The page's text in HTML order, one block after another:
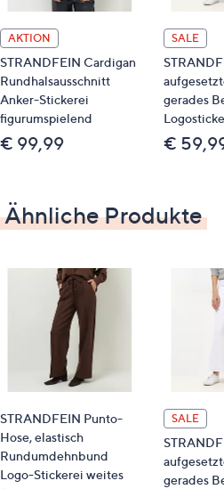
Maße (Größe 19/
Innenbeinlänge: ca. 72
lange Form
98 % Baumwolle, 2 %
Pflege
Schonwäsche 30 °
AKTION
STRANDFEIN Cardigan
Rundhalsausschnitt
Anker-Stickerei
figurumspielend
€ 99,99
SALE
gerades
€
Ähnliche Produkte
STRANDFEIN Punto-
Hose, elastisch
Rundumdehnbund
Logo-Stickerei weites
SALE
gerades